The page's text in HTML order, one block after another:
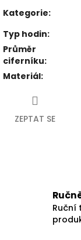
Kategorie:
Typ hodin:
Průměr
ciferníku:
Materiál:
ZEPTAT SE
Ruční